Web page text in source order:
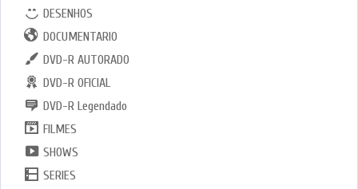
DESENHOS
DOCUMENTARIO
DVD-R AUTORADO
DVD-R OFICIAL
DVD-R Legendado
FILMES
SHOWS
SERIES